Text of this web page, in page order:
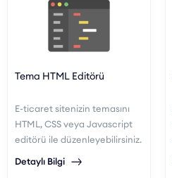
Tema HTML Editörü
E-ticaret sitenizin temasını
HTML, CSS veya Javascript
editörü ile düzenleyebilirsiniz.
Detaylı Bilgi